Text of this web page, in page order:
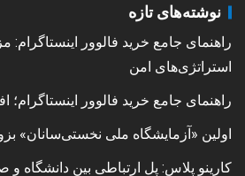
نوشته‌های تازه
راهنمای جامع خرید فالوور اینستاگرام:
استراتژی‌های امن
راهنمای جامع خرید فالوور اینستاگرام؛
اولین «آزمایشگاه ملی نخستی‌سانان»
کارینو پلاس: پل ارتباطی بین دانشگاه